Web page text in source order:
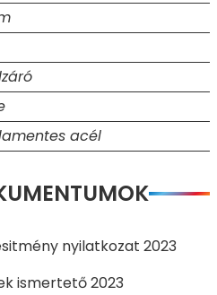
acél
nyilatkozat 2023
ismertető 2023